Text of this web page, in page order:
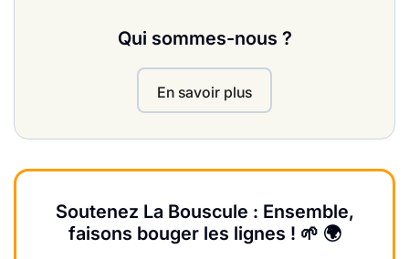
Qui sommes-nous ?
En savoir plus
Soutenez La Bouscule : Ensemble,
faisons bouger les lignes ! 🌱 🌍